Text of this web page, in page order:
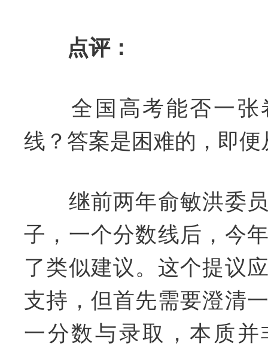
点评：
全国高考能否一张
线？答案是困难的，即
继前两年俞敏洪委员
子，一个分数线后，今
了类似建议。这个提议
支持，但首先需要澄清
一分数与录取，本质